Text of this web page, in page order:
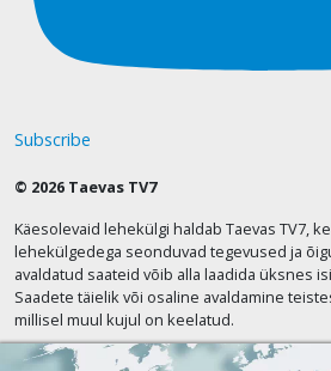
Subscribe
© 2026 Taevas TV7
Käesolevaid lehekülgi haldab Taevas TV7,
lehekülgedega seonduvad tegevused ja
avaldatud saateid võib alla laadida üksnes
Saadete täielik või osaline avaldamine
millisel muul kujul on keelatud.